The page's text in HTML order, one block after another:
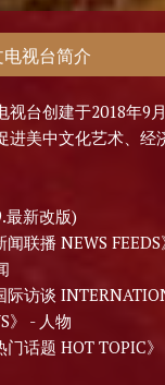
视台简介
视台创建于2018年9
进美中文化艺术、经
最新改版)
闻联播 NEWS
际访谈
》 - 人物
门话题 HOT TOPIC